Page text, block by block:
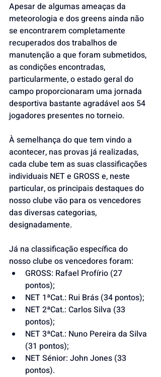
Apesar de algumas ameaças da
meteorologia e dos greens ainda não
se encontrarem completamente
recuperados dos trabalhos de
manutenção a que foram submetidos,
as condições encontradas,
particularmente, o estado geral do
campo proporcionaram uma jornada
desportiva bastante agradável aos 54
jogadores presentes no torneio.
À semelhança do que tem vindo a
acontecer, nas provas já realizadas,
cada clube tem as suas classificações
individuais NET e GROSS e, neste
particular, os principais destaques do
nosso clube vão para os vencedores
das diversas categorias,
designadamente.
Já na classificação específica do
nosso clube os vencedores foram:
GROSS: Rafael Profírio (27
pontos);
NET 1ªCat.: Rui Brás (34 pontos);
NET 2ªCat.: Carlos Silva (33
pontos);
NET 3ªCat.: Nuno Pereira da Silva
(31 pontos);
NET Sénior: John Jones (33
pontos).